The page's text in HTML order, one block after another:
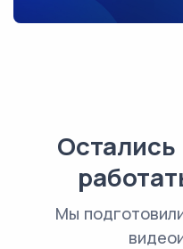
Мы